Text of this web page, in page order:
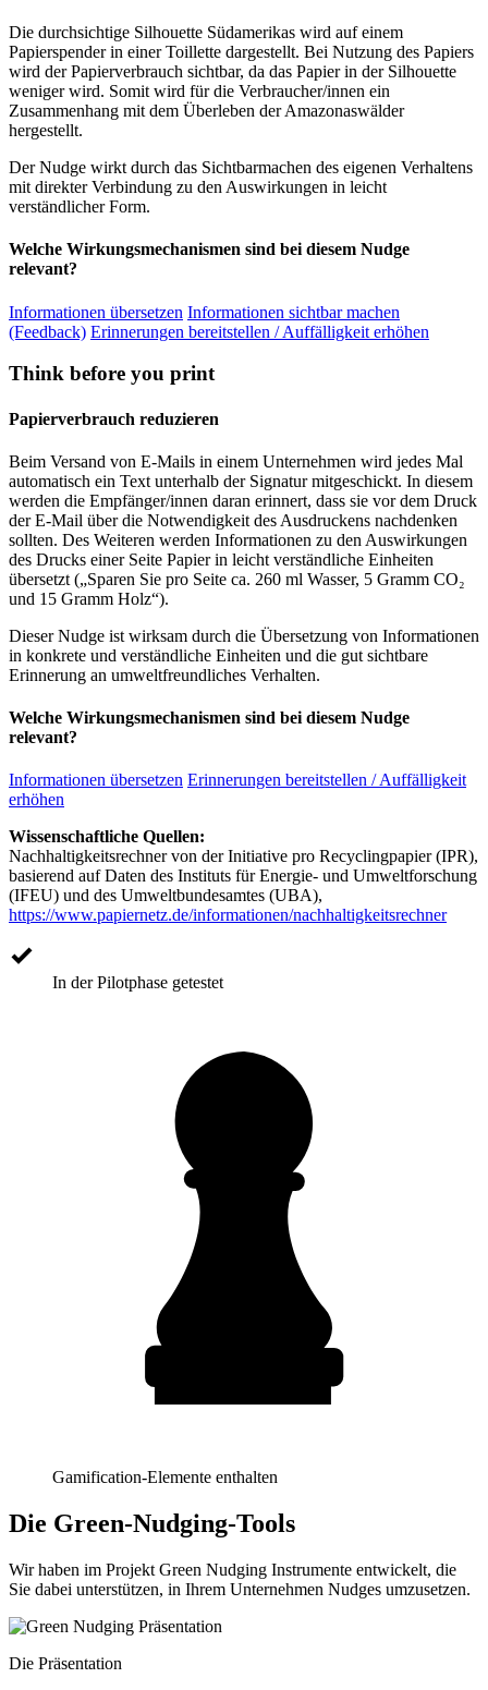
Die durchsichtige Silhouette Südamerikas wird auf einem
Papierspender in einer Toillette dargestellt. Bei Nutzung des Papiers
wird der Papierverbrauch sichtbar, da das Papier in der Silhouette
weniger wird. Somit wird für die Verbraucher/innen ein
Zusammenhang mit dem Überleben der Amazonaswälder
hergestellt.
Der Nudge wirkt durch das Sichtbarmachen des eigenen Verhaltens
mit direkter Verbindung zu den Auswirkungen in leicht
verständlicher Form.
Welche Wirkungsmechanismen sind bei diesem Nudge
relevant?
Informationen übersetzen Informationen sichtbar machen
(Feedback) Erinnerungen bereitstellen / Auffälligkeit erhöhen
Think before you print
Papierverbrauch reduzieren
Beim Versand von E-Mails in einem Unternehmen wird jedes Mal
automatisch ein Text unterhalb der Signatur mitgeschickt. In diesem
werden die Empfänger/innen daran erinnert, dass sie vor dem Druck
der E-Mail über die Notwendigkeit des Ausdruckens nachdenken
sollten. Des Weiteren werden Informationen zu den Auswirkungen
des Drucks einer Seite Papier in leicht verständliche Einheiten
übersetzt („Sparen Sie pro Seite ca. 260 ml Wasser, 5 Gramm CO₂
und 15 Gramm Holz“).
Dieser Nudge ist wirksam durch die Übersetzung von Informationen
in konkrete und verständliche Einheiten und die gut sichtbare
Erinnerung an umweltfreundliches Verhalten.
Welche Wirkungsmechanismen sind bei diesem Nudge
relevant?
Informationen übersetzen Erinnerungen bereitstellen / Auffälligkeit
erhöhen
Wissenschaftliche Quellen:
Nachhaltigkeitsrechner von der Initiative pro Recyclingpapier (IPR),
basierend auf Daten des Instituts für Energie- und Umweltforschung
(IFEU) und des Umweltbundesamtes (UBA),
https://www.papiernetz.de/informationen/nachhaltigkeitsrechner
In der Pilotphase getestet
Gamification-Elemente enthalten
Die Green-Nudging-Tools
Wir haben im Projekt Green Nudging Instrumente entwickelt, die
Sie dabei unterstützen, in Ihrem Unternehmen Nudges umzusetzen.
Die Präsentation